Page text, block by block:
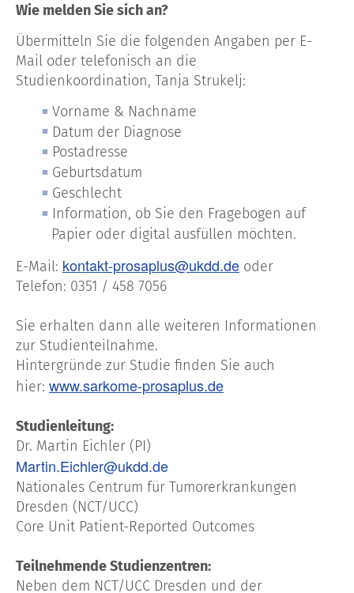
Wie melden Sie sich an?
Übermitteln Sie die folgenden Angaben per E-
Mail oder telefonisch an die
Studienkoordination, Tanja Strukelj:
Vorname & Nachname
Datum der Diagnose
Postadresse
Geburtsdatum
Geschlecht
Information, ob Sie den Fragebogen auf
Papier oder digital ausfüllen möchten.
E-Mail: kontakt-prosaplus@ukdd.de oder
Telefon: 0351 / 458 7056
Sie erhalten dann alle weiteren Informationen
zur Studienteilnahme.
Hintergründe zur Studie finden Sie auch
hier: www.sarkome-prosaplus.de
Studienleitung:
Dr. Martin Eichler (PI)
Martin.Eichler@ukdd.de
Nationales Centrum für Tumorerkrankungen
Dresden (NCT/UCC)
Core Unit Patient-Reported Outcomes
Teilnehmende Studienzentren:
Neben dem NCT/UCC Dresden und der